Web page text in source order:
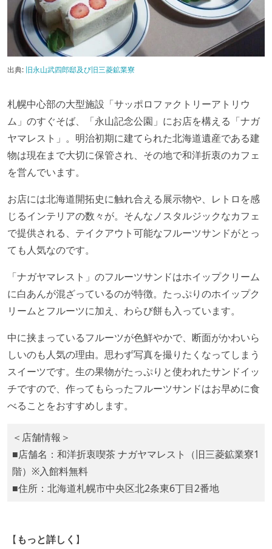
出典: 旧永山武四郎邸及び旧三菱鉱業寮
⁡札幌中心部の大型施設「サッポロファクトリーアトリウ
ム」のすぐそば、「永山記念公園」にお店を構える「ナガ
ヤマレスト」。明治初期に建てられた北海道遺産である建
物は現在まで大切に保管され、その地で和洋折衷のカフェ
を営んでいます。
お店には北海道開拓史に触れ合える展示物や、レトロを感
じるインテリアの数々が。そんなノスタルジックなカフェ
で提供される、テイクアウト可能なフルーツサンドがとっ
ても人気なのです。
「ナガヤマレスト」のフルーツサンドはホイップクリーム
に白あんが混ざっているのが特徴。たっぷりのホイップク
リームとフルーツに加え、わらび餅も入っています。
中に挟まっているフルーツが色鮮やかで、断面がかわいら
しいのも人気の理由。思わず写真を撮りたくなってしまう
スイーツです。生の果物がたっぷりと使われたサンドイッ
チですので、作ってもらったフルーツサンドはお早めに食
べることをおすすめします。
⁡＜店舗情報＞
■店舗名：和洋折衷喫茶 ナガヤマレスト（旧三菱鉱業寮1
階）⁡※入館料無料
■住所：北海道札幌市中央区北2条東6丁目2番地
【 もっと詳しく 】